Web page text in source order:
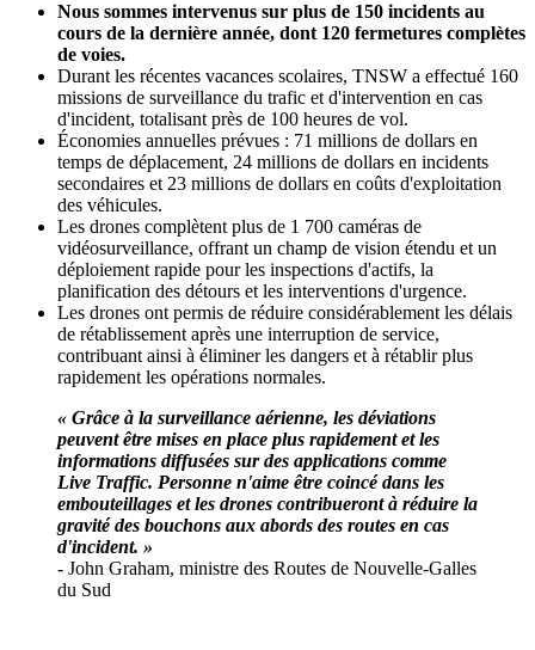
Nous sommes intervenus sur plus de 150 incidents au
cours de la dernière année, dont 120 fermetures complètes
de voies.
Durant les récentes vacances scolaires, TNSW a effectué 160
missions de surveillance du trafic et d'intervention en cas
d'incident, totalisant près de 100 heures de vol.
Économies annuelles prévues : 71 millions de dollars en
temps de déplacement, 24 millions de dollars en incidents
secondaires et 23 millions de dollars en coûts d'exploitation
des véhicules.
Les drones complètent plus de 1 700 caméras de
vidéosurveillance, offrant un champ de vision étendu et un
déploiement rapide pour les inspections d'actifs, la
planification des détours et les interventions d'urgence.
Les drones ont permis de réduire considérablement les délais
de rétablissement après une interruption de service,
contribuant ainsi à éliminer les dangers et à rétablir plus
rapidement les opérations normales.
« Grâce à la surveillance aérienne, les déviations
peuvent être mises en place plus rapidement et les
informations diffusées sur des applications comme
Live Traffic. Personne n'aime être coincé dans les
embouteillages et les drones contribueront à réduire la
gravité des bouchons aux abords des routes en cas
d'incident. »
- John Graham, ministre des Routes de Nouvelle-Galles
du Sud